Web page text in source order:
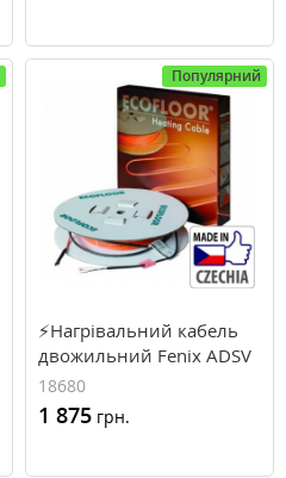
Популярний
⚡Нагрівальний кабель
двожильний Fenix ADSV
18680, 4.2...4.9м², 680Вт,
37.9м.п, 18Вт\м.п
18680
1 875 грн.